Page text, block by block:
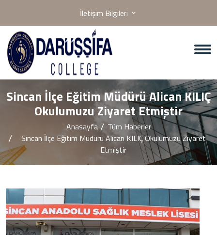
İletişim Bilgileri
Sincan İlçe Eğitim Müdürü Alican KILIÇ
Okulumuzu Ziyaret Etmiştir
Anasayfa
Tüm Haberler
Sincan İlçe Eğitim Müdürü Alican KILIÇ Okulumuzu Ziyaret
Etmiştir